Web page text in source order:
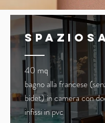
40 mq
bagno alla francese
bidet) in camera con
infissi in pvc